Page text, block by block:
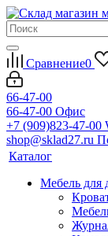
Сравнение0
66-47-00
66-47-00 Офис
+7 (909)823-47-00
shop@sklad27.ru
Каталог
Мебель для